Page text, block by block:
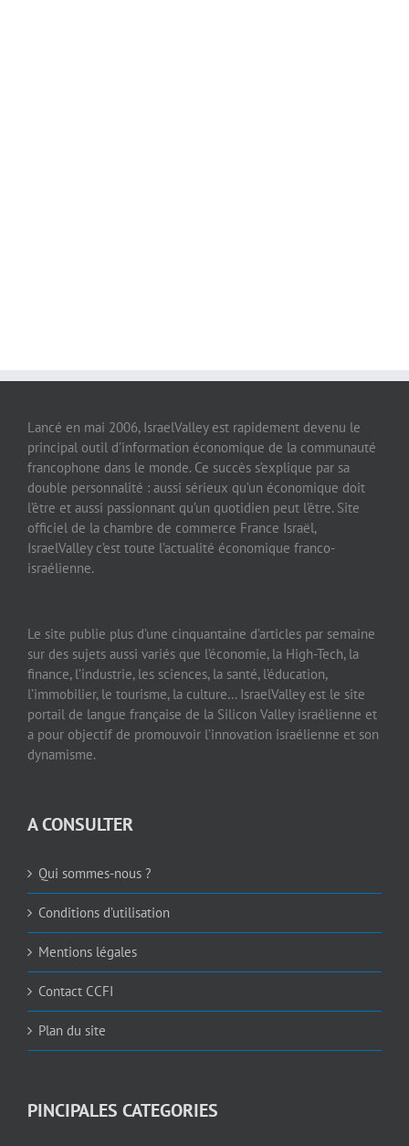
Lancé en mai 2006, IsraelValley est rapidement devenu le
principal outil d’information économique de la communauté
francophone dans le monde. Ce succès s’explique par sa
double personnalité : aussi sérieux qu’un économique doit
l’être et aussi passionnant qu’un quotidien peut l’être. Site
officiel de la chambre de commerce France Israël,
IsraelValley c’est toute l’actualité économique franco-
israélienne.
Le site publie plus d’une cinquantaine d’articles par semaine
sur des sujets aussi variés que l’économie, la High-Tech, la
finance, l’industrie, les sciences, la santé, l’éducation,
l’immobilier, le tourisme, la culture… IsraelValley est le site
portail de langue française de la Silicon Valley israélienne et
a pour objectif de promouvoir l’innovation israélienne et son
dynamisme.
A CONSULTER
Qui sommes-nous ?
Conditions d’utilisation
Mentions légales
Contact CCFI
Plan du site
PINCIPALES CATEGORIES